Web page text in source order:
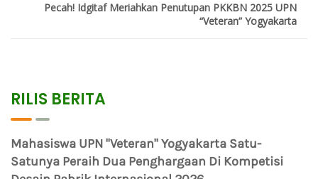
Pecah! Idgitaf Meriahkan Penutupan PKKBN 2025 UPN
“Veteran” Yogyakarta
RILIS BERITA
Mahasiswa UPN "Veteran" Yogyakarta Satu-
Satunya Peraih Dua Penghargaan Di Kompetisi